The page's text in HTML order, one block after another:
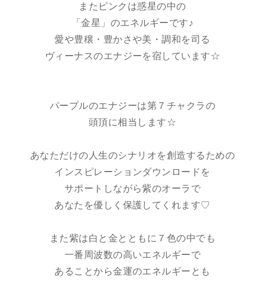
またピンクは惑星の中の
「金星」のエネルギーです♪
愛や豊穣・豊かさや美・調和を司る
ヴィーナスのエナジーを宿しています☆
パープルのエナジーは第７チャクラの
頭頂に相当します☆
あなただけの人生のシナリオを創造するための
インスピレーションダウンロードを
サポートしながら紫のオーラで
あなたを優しく保護してくれます♡
また紫は白と金とともに７色の中でも
一番周波数の高いエネルギーで
あることから金運のエネルギーとも